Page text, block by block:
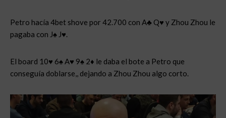
Petro hacía 4bet shove por 42.700 con A♣ Q♥ y Zhou Zhou le
pagaba con J♠ J♥.
El board 10♥ 6♠ A♥ 9♠ 2♦ le daba el bote a Petro que
conseguía doblarse,, dejando a Zhou Zhou algo corto.